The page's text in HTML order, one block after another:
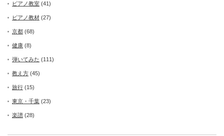
ピアノ教室 (41)
ピアノ教材 (27)
京都 (68)
健康 (8)
弾いてみた (111)
教え方 (45)
旅行 (15)
東京・千葉 (23)
楽譜 (28)